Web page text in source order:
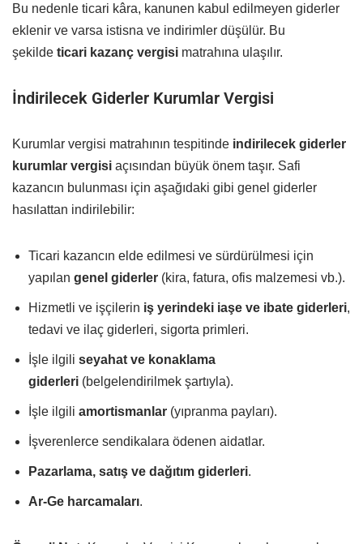
Bu nedenle ticari kâra, kanunen kabul edilmeyen giderler
eklenir ve varsa istisna ve indirimler düşülür. Bu
şekilde ticari kazanç vergisi matrahına ulaşılır.
İndirilecek Giderler Kurumlar Vergisi
Kurumlar vergisi matrahının tespitinde indirilecek giderler
kurumlar vergisi açısından büyük önem taşır. Safi
kazancın bulunması için aşağıdaki gibi genel giderler
hasılattan indirilebilir:
Ticari kazancın elde edilmesi ve sürdürülmesi için
yapılan genel giderler (kira, fatura, ofis malzemesi vb.).
Hizmetli ve işçilerin iş yerindeki iaşe ve ibate giderleri,
tedavi ve ilaç giderleri, sigorta primleri.
İşle ilgili seyahat ve konaklama
giderleri (belgelendirilmek şartıyla).
İşle ilgili amortismanlar (yıpranma payları).
İşverenlerce sendikalara ödenen aidatlar.
Pazarlama, satış ve dağıtım giderleri.
Ar-Ge harcamaları.